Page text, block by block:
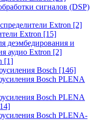
сигналов (DSP)
Extron [2]
Extron [15]
деэмбедирования и
аудио Extron [2]
[1]
Bosch [146]
Bosch PLENA
Bosch PLENA
Bosch PLENA-